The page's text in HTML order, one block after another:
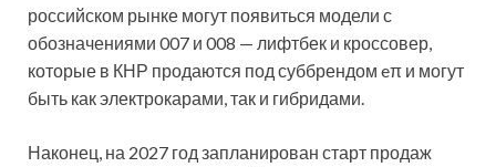
российском рынке могут появиться модели с
обозначениями 007 и 008 — лифтбек и кроссовер,
которые в КНР продаются под суббрендом eπ и могут
быть как электрокарами, так и гибридами.
Наконец, на 2027 год запланирован старт продаж